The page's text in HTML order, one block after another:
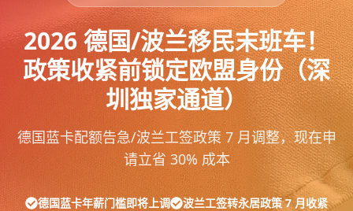
2026 德国/波兰移民末班车！
政策收紧前锁定欧盟身份（深
圳独家通道）
德国蓝卡配额告急/波兰工签政策 7 月调整，现在申
请立省 30% 成本
德国蓝卡年薪门槛即将上调 波兰工签转永居政策 7 月收紧